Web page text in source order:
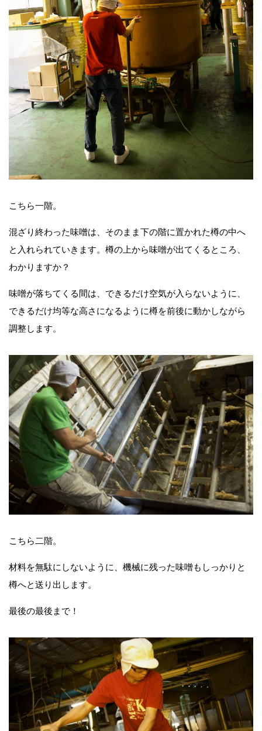
こちら一階。
混ざり終わった味噌は、そのまま下の階に置かれた樽の中へ
と入れられていきます。樽の上から味噌が出てくるところ、
わかりますか？
味噌が落ちてくる間は、できるだけ空気が入らないように、
できるだけ均等な高さになるように樽を前後に動かしながら
調整します。
こちら二階。
材料を無駄にしないように、機械に残った味噌もしっかりと
樽へと送り出します。
最後の最後まで！